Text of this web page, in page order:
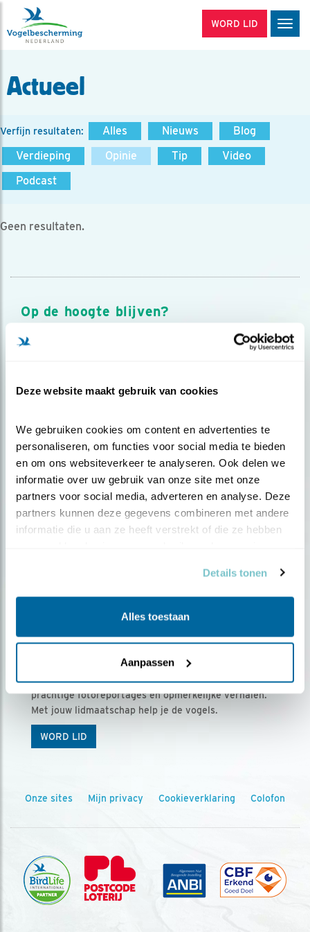
Deze website maakt gebruik van cookies
We gebruiken cookies om content en advertenties te
personaliseren, om functies voor social media te bieden
en om ons websiteverkeer te analyseren. Ook delen we
informatie over uw gebruik van onze site met onze
partners voor social media, adverteren en analyse. Deze
partners kunnen deze gegevens combineren met andere
informatie die u aan ze heeft verstrekt of die ze hebben
Details tonen
Alles toestaan
Aanpassen
WORD LID
Actueel
Verfijn resultaten: Alles Nieuws
Blog
Verdieping
Opinie Tip
Video
Podcast
Geen resultaten.
Op de hoogte blijven?
Meld je aan en ontvang nieuws, inspiratie, acties en tips
over vogels en activiteiten van Vogelbescherming.
Ontvang 5 x Vogels voor € 36,00 per jaar
Vogels is het tijdschrift voor onze leden, met
prachtige fotoreportages en opmerkelijke verhalen.
Met jouw lidmaatschap help je de vogels.
WORD LID
Onze sites Mijn privacy Cookieverklaring Colofon